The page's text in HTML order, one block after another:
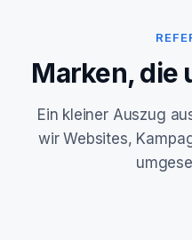
Marken, die
Ein kleiner Auszug
wir Websites,